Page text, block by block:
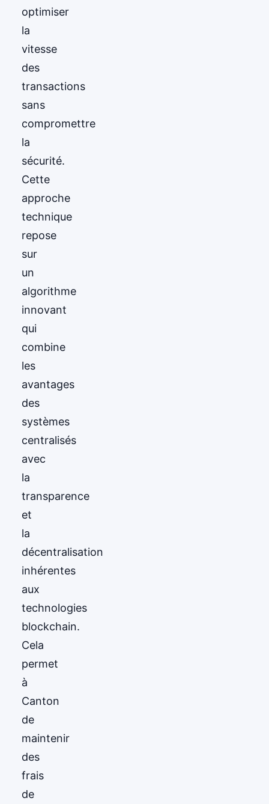
optimiser
la
vitesse
des
transactions
sans
compromettre
la
sécurité.
Cette
approche
technique
repose
sur
un
algorithme
innovant
qui
combine
les
avantages
des
systèmes
centralisés
avec
la
transparence
et
la
décentralisation
inhérentes
aux
technologies
blockchain.
Cela
permet
à
Canton
de
maintenir
des
frais
de